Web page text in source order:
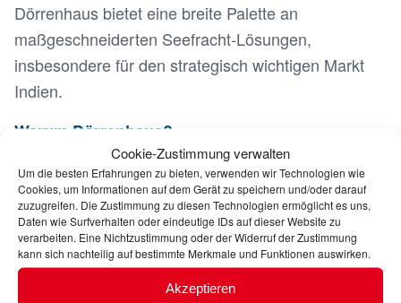
Cookie-Zustimmung verwalten
Um die besten Erfahrungen zu bieten, verwenden wir Technologien wie
Cookies, um Informationen auf dem Gerät zu speichern und/oder darauf
zuzugreifen. Die Zustimmung zu diesen Technologien ermöglicht es uns,
Daten wie Surfverhalten oder eindeutige IDs auf dieser Website zu
verarbeiten. Eine Nichtzustimmung oder der Widerruf der Zustimmung
kann sich nachteilig auf bestimmte Merkmale und Funktionen auswirken.
Akzeptieren
Dörrenhaus bietet eine breite Palette an
maßgeschneiderten Seefracht-Lösungen,
insbesondere für den strategisch wichtigen Markt
Indien.
Warum Dörrenhaus?
Verlässlichkeit: Wir stehen für langjährige
Erfahrung und hochwertigen Service.
Flexibilität: Mit maßgeschneiderten Lösungen
passen wir uns Ihren speziellen Anforderungen